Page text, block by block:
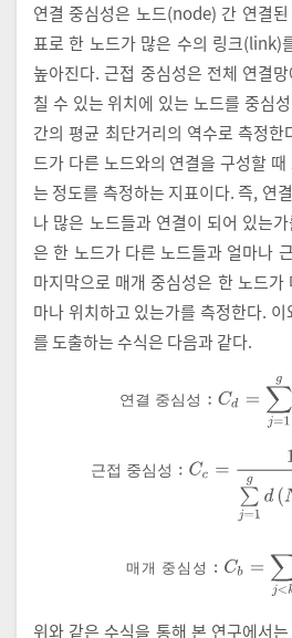
연결 중심성은 노드(node) 간 연결
표로 한 노드가 많은 수의 링크(link)
높아진다. 근접 중심성은 전체 연결
칠 수 있는 위치에 있는 노드를 중심
간의 평균 최단거리의 역수로 측정한
드가 다른 노드와의 연결을 구성할
는 정도를 측정하는 지표이다. 즉, 연
나 많은 노드들과 연결이 되어 있는
은 한 노드가 다른 노드들과 얼마나
마지막으로 매개 중심성은 한 노드가
마나 위치하고 있는가를 측정한다.
를 도출하는 수식은 다음과 같다.
연결 중심성
:C ∑j=1
근접 중심성
근 접 중 심성 g
매 개 중심 성
<k
위와 같은 수식을 통해 본 연구에서